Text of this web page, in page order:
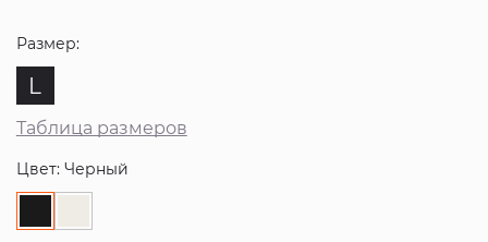
Размер:
L
Таблица размеров
Цвет: Черный